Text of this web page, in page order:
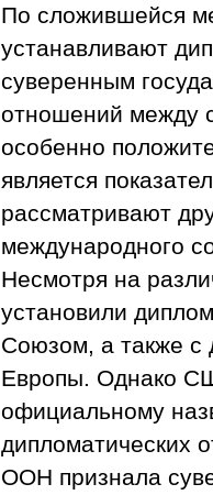
По сложившейся
устанавливают
суверенным
отношений между
особенно
является
рассматривают
международного
Несмотря на
установили
Союзом, а также с
Европы. Однако
официальному
дипломатических
ООН признала